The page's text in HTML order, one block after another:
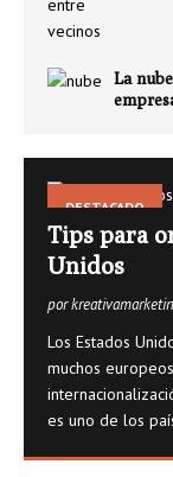
La
DESTACADO
Tips para
Unidos
por
Los Estados
muchos
es uno de los